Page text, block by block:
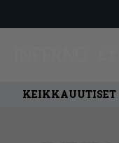
KEIKKAUUTISET